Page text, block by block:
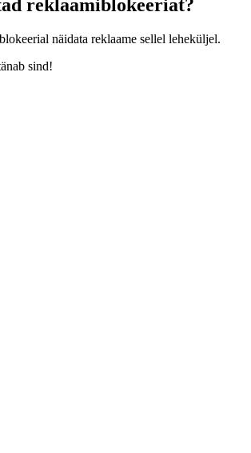
reklaamiblokeeriat?
näidata reklaame sellel leheküljel.
sind!